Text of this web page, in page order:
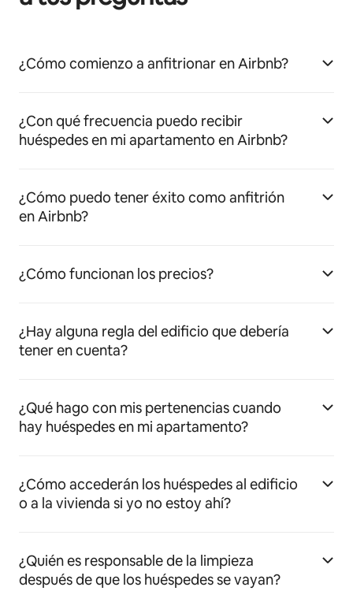
¿Cómo comienzo a anfitrionar en Airbnb?
¿Con qué frecuencia puedo recibir
huéspedes en mi apartamento en Airbnb?
¿Cómo puedo tener éxito como anfitrión
en Airbnb?
¿Cómo funcionan los precios?
¿Hay alguna regla del edificio que debería
tener en cuenta?
¿Qué hago con mis pertenencias cuando
hay huéspedes en mi apartamento?
¿Cómo accederán los huéspedes al edificio
o a la vivienda si yo no estoy ahí?
¿Quién es responsable de la limpieza
después de que los huéspedes se vayan?